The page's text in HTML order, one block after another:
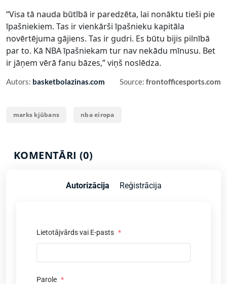
“Visa tā nauda būtībā ir paredzēta, lai nonāktu tieši pie
īpašniekiem. Tas ir vienkārši īpašnieku kapitāla
novērtējuma gājiens. Tas ir gudri. Es būtu bijis pilnībā
par to. Kā NBA īpašniekam tur nav nekādu mīnusu. Bet
ir jāņem vērā fanu bāzes,” viņš noslēdza.
Autors: basketbolazinas.com Source: frontofficesports.com
marks kjūbans nba eiropa
KOMENTĀRI (0)
Autorizācija Reģistrācija
Lietotājvārds vai E-pasts *
Parole *